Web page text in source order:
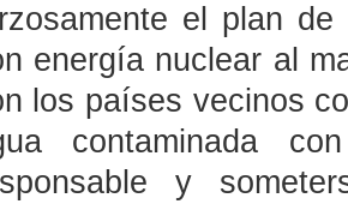
el plan
energía nuclear al
los países vecinos
contaminada
y